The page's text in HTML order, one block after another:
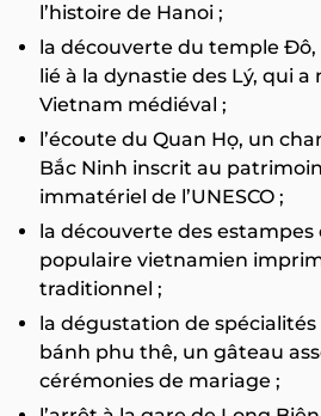
l’histoire de Hanoi ;
la découverte du temple
lié à la dynastie des Lý, qui
Vietnam médiéval ;
l’écoute du Quan Họ, un
Bắc Ninh inscrit au
immatériel de l’UNESCO ;
la découverte des
populaire vietnamien
traditionnel ;
la dégustation de spécialités
bánh phu thê, un gâteau
cérémonies de mariage ;